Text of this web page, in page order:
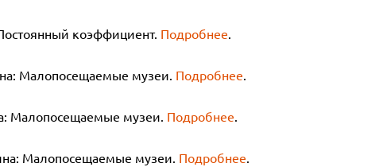
коэффициент. Подробнее.
Малопосещаемые музеи. Подробнее.
Малопосещаемые музеи. Подробнее.
Малопосещаемые музеи. Подробнее.